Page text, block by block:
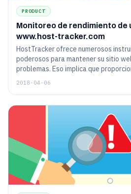
PRODUCT
Monitoreo de rendimiento de
www.host-tracker.com
HostTracker ofrece numerosos
poderosos para mantener su sitio
problemas. Eso implica que
de los parámetros de recursos del
debería adoptarla.
2018-04-06